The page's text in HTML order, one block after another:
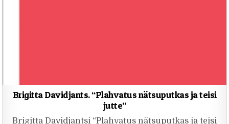
Brigitta Davidjants. “Plahvatus nätsuputkas ja teisi
jutte”
Brigitta Davidjantsi “Plahvatus nätsuputkas ja teisi